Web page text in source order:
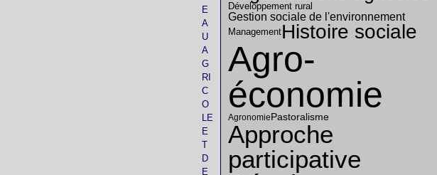
E
A
U
A
G
RI
C
O
LE
E
T
D
E
Développement rural
Gestion sociale de l'environnement
ManagementHistoire sociale
Agro-
économie
Agronomie Pastoralisme
Approche
participative